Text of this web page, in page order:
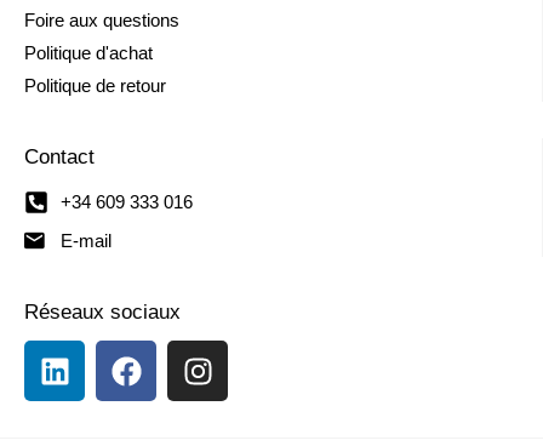
Foire aux questions
Politique d'achat
Politique de retour
Contact
+34 609 333 016
E-mail
Réseaux sociaux